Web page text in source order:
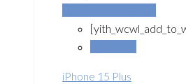
iPhone 15 Plus